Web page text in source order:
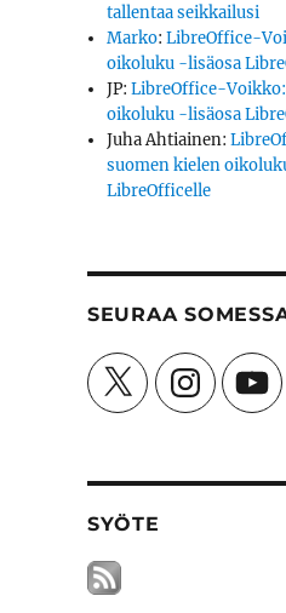
tallentaa seikkailusi
Marko:LibreOffice-
oikoluku -lisäosa
JP:LibreOffice-
oikoluku -lisäosa
Juha Ahtiainen:
suomen kielen
LibreOfficelle
SEURAA
X Instagram
SYÖTE